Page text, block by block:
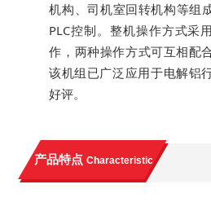
机构、司机室回转机构等组
PLC控制。整机操作方式
作，两种操作方式可互相配合
该机组已广泛应用于电解铝行
好评。
产品特点Characteristic